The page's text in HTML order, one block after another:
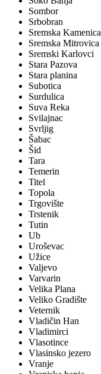
Sombor
Srbobran
Sremska Kamenica
Sremska Mitrovica
Sremski Karlovci
Stara Pazova
Stara planina
Subotica
Surdulica
Suva Reka
Svilajnac
Svrljig
Šabac
Šid
Tara
Temerin
Titel
Topola
Trgovište
Trstenik
Tutin
Ub
Uroševac
Užice
Valjevo
Varvarin
Velika Plana
Veliko Gradište
Veternik
Vladičin Han
Vladimirci
Vlasotince
Vlasinsko jezero
Vranje